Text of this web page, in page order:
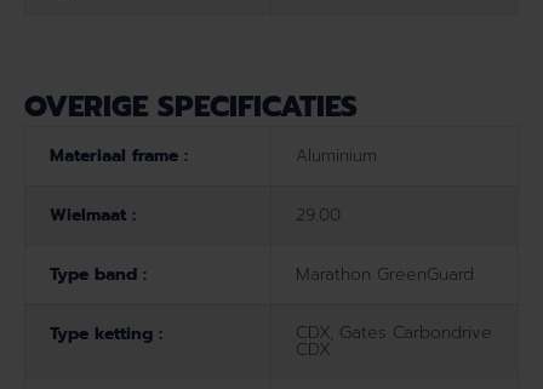
OVERIGE SPECIFICATIES
Materiaal frame : Aluminium
Wielmaat : 29.00
Type band : Marathon GreenGuard
Type ketting : CDX, Gates Carbondrive
CDX